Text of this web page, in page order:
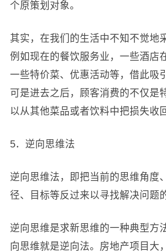
个原策划对象。
其实，在我们的生活中不知不觉地
例如现在的餐饮服务业，一些酒店
一些特价菜、优惠活动等，借此吸
可是进去之后，顾客消费的不仅是
以从其他菜品或者饮料中把损失收
5．逆向思维法
逆向思维法，即把当前的思维角度
径、目标等反过来以寻找解决问题
逆向思维是求新思维的一种典型方
向思维就是逆向法。房地产项目大